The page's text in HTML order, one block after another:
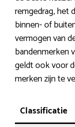
remgedrag, het
binnen- of
vermogen van
bandenmerken
geldt ook voor
merken zijn te
Classificatie